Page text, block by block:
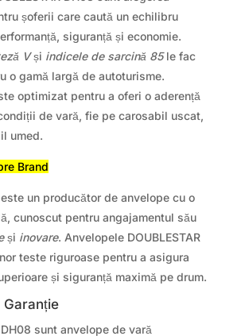
șoferii care caută un echilibru
siguranță și economie.
Vși indicele de sarcină 85le fac
o gamă largă de autoturisme.
optimizat pentru a oferi o aderență
de vară, fie pe carosabil uscat,
umed.
Brand
este un producător de anvelope cu o
cunoscut pentru angajamentul său
și inovare. Anvelopele DOUBLESTAR
teste riguroase pentru a asigura
și siguranță maximă pe drum.
Garanție
DH08 sunt anvelope de vară